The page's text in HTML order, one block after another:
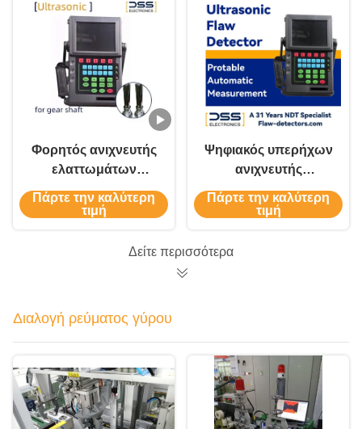
Φορητός ανιχνευτής
ελαττωμάτων
υπερήχων Πεδίο
σάρωσης 0-6000 mm
λειτουργίας 0,4-20
Πάρτε την καλύτερη
τιμή
Ψηφιακός υπερήχων
ανιχνευτής
ελαττωμάτων
αυτόματη μέτρηση
Πάρτε την καλύτερη
τιμή
Δείτε περισσότερα
Διαλογή ρεύματος γύρου